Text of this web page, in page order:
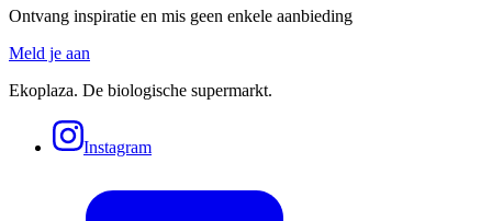
Ontvang inspiratie en mis geen enkele aanbieding
Meld je aan
Ekoplaza. De biologische supermarkt.
Instagram